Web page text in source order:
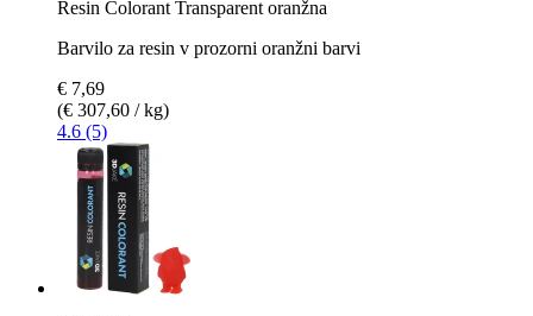
Resin Colorant Transparent oranžna
Barvilo za resin v prozorni oranžni barvi
€ 7,69
(€ 307,60 / kg)
4.6 (5)